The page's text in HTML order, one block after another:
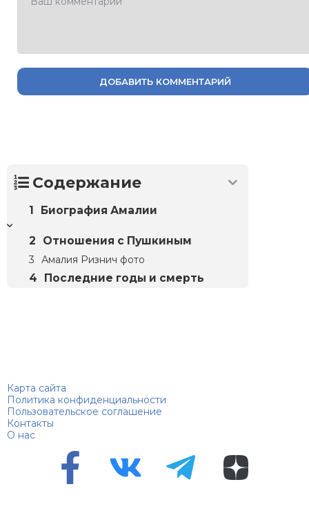
ДОБАВИТЬ КОММЕНТАРИЙ
Содержание
Биография Амалии
Отношения с Пушкиным
Амалия Ризнич фото
Последние годы и смерть
Карта сайта
Политика конфиденциальности
Пользовательское соглашение
Контакты
О нас